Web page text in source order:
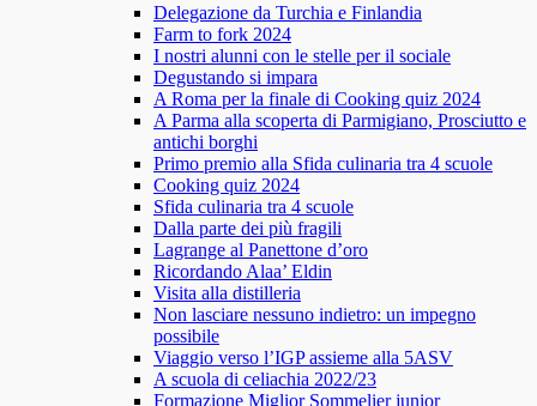
Delegazione da Turchia e Finlandia
Farm to fork 2024
I nostri alunni con le stelle per il sociale
Degustando si impara
A Roma per la finale di Cooking quiz 2024
A Parma alla scoperta di Parmigiano, Prosciutto e
antichi borghi
Primo premio alla Sfida culinaria tra 4 scuole
Cooking quiz 2024
Sfida culinaria tra 4 scuole
Dalla parte dei più fragili
Lagrange al Panettone d’oro
Ricordando Alaa’ Eldin
Visita alla distilleria
Non lasciare nessuno indietro: un impegno
possibile
Viaggio verso l’IGP assieme alla 5ASV
A scuola di celiachia 2022/23
Formazione Miglior Sommelier junior